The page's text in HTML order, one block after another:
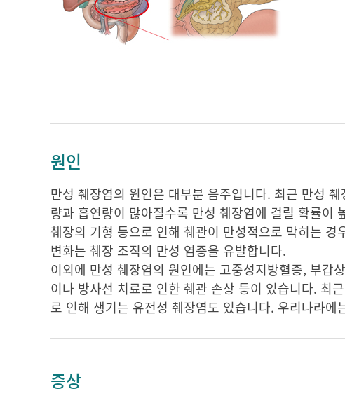
원인
만성 췌장염의 원인은 대부분 음주입니다. 최근 만성
량과 흡연량이 많아질수록 만성 췌장염에 걸릴 확률이
췌장의 기형 등으로 인해 췌관이 만성적으로 막히는
변화는 췌장 조직의 만성 염증을 유발합니다.
이외에 만성 췌장염의 원인에는 고중성지방혈증, 부갑
이나 방사선 치료로 인한 췌관 손상 등이 있습니다. 최
로 인해 생기는 유전성 췌장염도 있습니다. 우리나라
증상